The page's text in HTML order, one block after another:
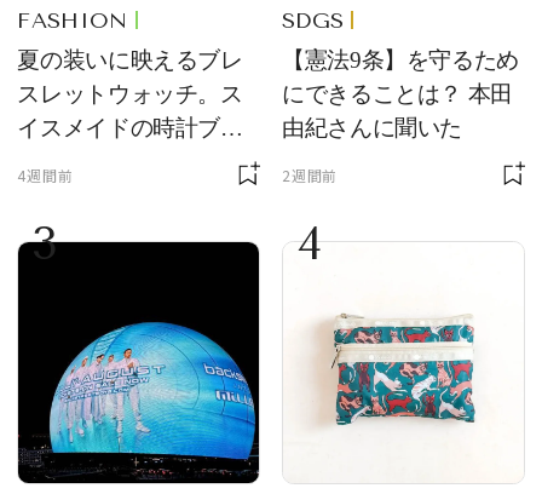
FASHION
夏の装いに映えるブレ
スレットウォッチ。ス
イスメイドの時計ブラ
ンド【フレデリック・
をレビュー。【それい
け！ 良品ハンター】
4週間前
SDGS
【憲法9条】を守るため
にできることは？ 本田
由紀さんに聞いた
2週間前
3 4